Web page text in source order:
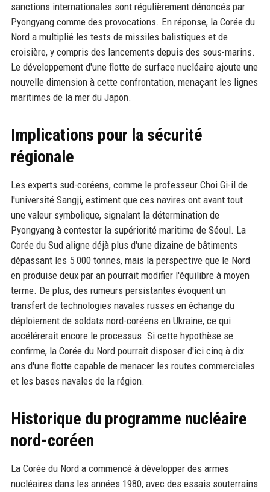
sanctions internationales sont régulièrement dénoncés par
Pyongyang comme des provocations. En réponse, la Corée du
Nord a multiplié les tests de missiles balistiques et de
croisière, y compris des lancements depuis des sous-marins.
Le développement d'une flotte de surface nucléaire ajoute une
nouvelle dimension à cette confrontation, menaçant les lignes
maritimes de la mer du Japon.
Implications pour la sécurité
régionale
Les experts sud-coréens, comme le professeur Choi Gi-il de
l'université Sangji, estiment que ces navires ont avant tout
une valeur symbolique, signalant la détermination de
Pyongyang à contester la supériorité maritime de Séoul. La
Corée du Sud aligne déjà plus d'une dizaine de bâtiments
dépassant les 5 000 tonnes, mais la perspective que le Nord
en produise deux par an pourrait modifier l'équilibre à moyen
terme. De plus, des rumeurs persistantes évoquent un
transfert de technologies navales russes en échange du
déploiement de soldats nord-coréens en Ukraine, ce qui
accélérerait encore le processus. Si cette hypothèse se
confirme, la Corée du Nord pourrait disposer d'ici cinq à dix
ans d'une flotte capable de menacer les routes commerciales
et les bases navales de la région.
Historique du programme nucléaire
nord-coréen
La Corée du Nord a commencé à développer des armes
nucléaires dans les années 1980, avec des essais souterrains